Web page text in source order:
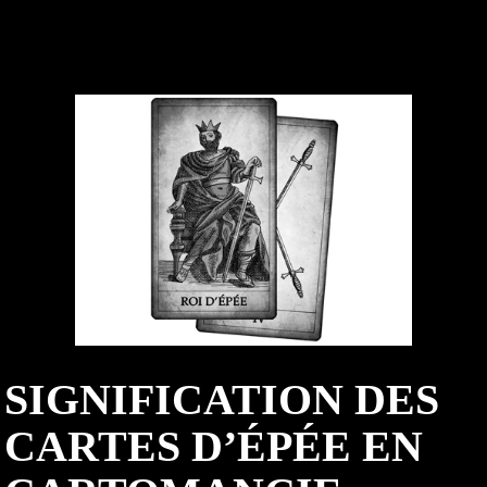
SIGNIFICATION DES
CARTES D’ÉPÉE EN